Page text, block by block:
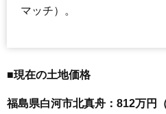
マッチ）。
■現在の土地価格
福島県白河市北真舟：812万円